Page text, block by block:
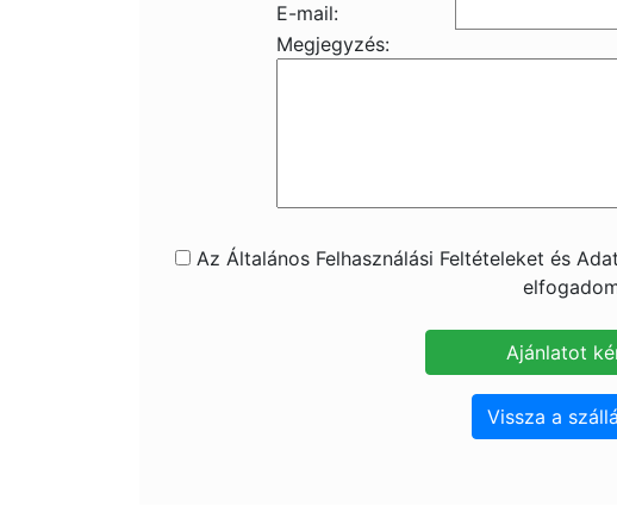
E-mail:
Megjegyzés:
Az Általános Felhasználási Feltételeket és
Vissza a